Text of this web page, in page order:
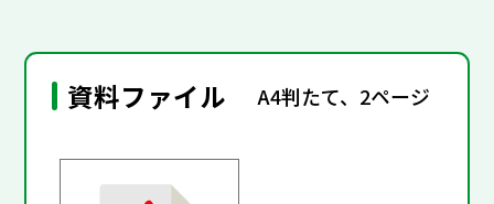
資料ファイル A4判たて、2ページ